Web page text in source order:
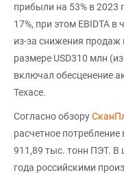
прибыли на 53% в 2023
17%, при этом EBIDTA в
из-за снижения продаж
размере USD310 млн
включал обесценение
Техасе.
Согласно обзору
расчетное
911,89 тыс. тонн ПЭТ. В
года российскими